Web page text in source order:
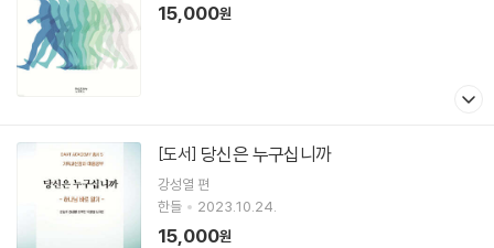
15,000원
[도서] 당신은 누구십니까
강성열 편
한들
2023.10.24.
15,000원